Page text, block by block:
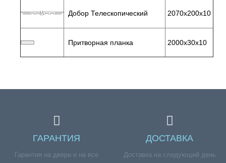
Добор Телескопический 2070х200х10
Притворная планка 2000х30х10
ГАРАНТИЯ
Гарантия на двери и на все
ДОСТАВКА
Доставка на следующий день